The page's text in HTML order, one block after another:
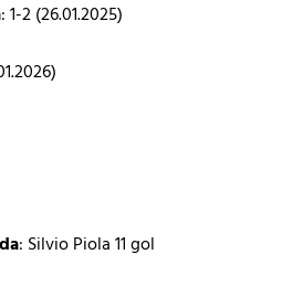
: 1-2 (26.01.2025)
: Silvio Piola 11 gol